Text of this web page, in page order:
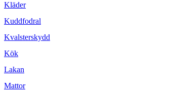
Kläder
Kuddfodral
Kvalsterskydd
Kök
Lakan
Mattor